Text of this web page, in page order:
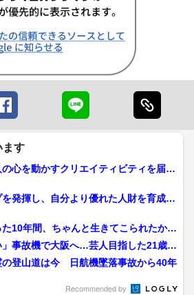
す
の心を動かすクリエイティビティを届け
発揮し、自分より優れた人財を育成す
た10年間、ちゃんと生きてこられたか
ら4...
」事故機で大阪へ…芸人目指した21歳の
登...
の登山道は今 日航機墜落事故から40年
Recommended by